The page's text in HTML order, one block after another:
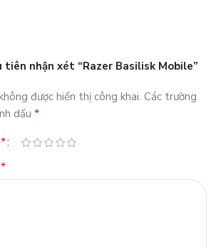
tiên nhận xét “Razer Basilisk Mobile”
được hiển thị công khai. Các trường
dấu *
*
*